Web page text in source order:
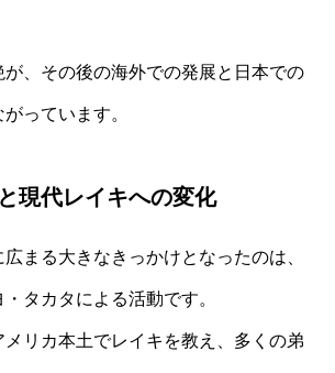
が、その後の海外での発展と日本での
っています。
現代レイキへの変化
まる大きなきっかけとなったのは、
タカタによる活動です。
リカ本土でレイキを教え、多くの弟